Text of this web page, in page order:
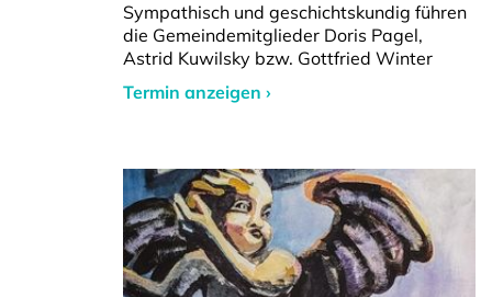
Sympathisch und geschichtskundig führen
die Gemeindemitglieder Doris Pagel,
Astrid Kuwilsky bzw. Gottfried Winter
Termin anzeigen ›